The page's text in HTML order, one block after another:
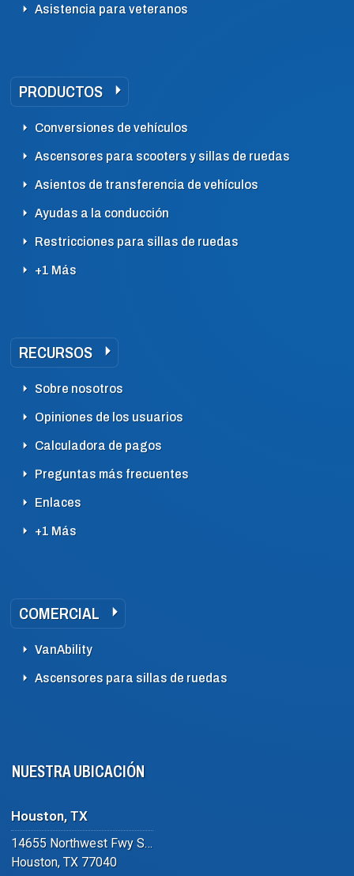
Asistencia para veteranos
PRODUCTOS
Conversiones de vehículos
Ascensores para scooters y sillas de ruedas
Asientos de transferencia de vehículos
Ayudas a la conducción
Restricciones para sillas de ruedas
+1 Más
RECURSOS
Sobre nosotros
Opiniones de los usuarios
Calculadora de pagos
Preguntas más frecuentes
Enlaces
+1 Más
COMERCIAL
VanAbility
Ascensores para sillas de ruedas
NUESTRA UBICACIÓN
Houston, TX
14655 Northwest Fwy Suite #102
Houston, TX 77040